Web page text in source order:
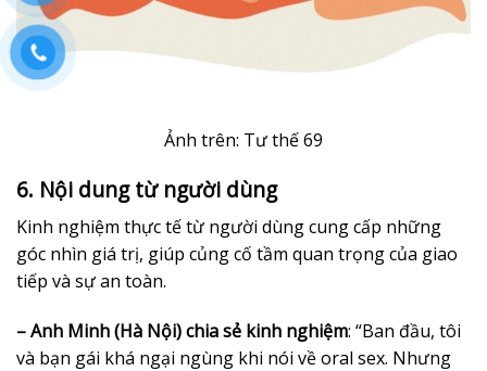
Ảnh trên: Tư thế 69
6. Nội dung từ người dùng
Kinh nghiệm thực tế từ người dùng cung cấp những
góc nhìn giá trị, giúp củng cố tầm quan trọng của giao
tiếp và sự an toàn.
– Anh Minh (Hà Nội) chia sẻ kinh nghiệm: “Ban đầu, tôi
và bạn gái khá ngại ngùng khi nói về oral sex. Nhưng